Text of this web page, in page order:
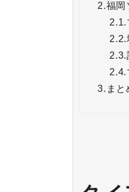
2.福岡
2.1.
2.2.
2.3.
2.4.
3. まと